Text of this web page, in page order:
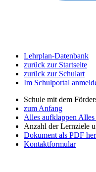
Lehrplan-Datenbank
zurück zur Startseite
zurück zur Schulart
Im Schulportal
Schule mit dem
zum Anfang
Alles aufklappen Alles
Anzahl der Lernziele
Dokument als PDF
Kontaktformular